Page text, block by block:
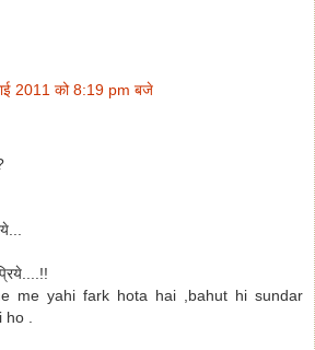
2011 को 8:19 pm बजे
me yahi fark hota hai ,bahut hi sundar
ho .